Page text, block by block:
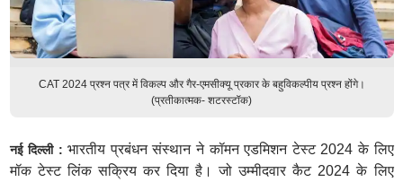
CAT 2024 प्रश्न पत्र में विकल्प और गैर-एमसीक्यू प्रकार के बहुविकल्पीय प्रश्न होंगे।
(प्रतीकात्मक- शटरस्टॉक)
नई दिल्ली : भारतीय प्रबंधन संस्थान ने कॉमन एडमिशन टेस्ट 2024 के लिए
मॉक टेस्ट लिंक सक्रिय कर दिया है। जो उम्मीदवार कैट 2024 के लिए